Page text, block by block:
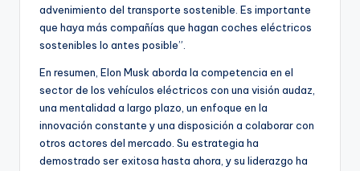
advenimiento del transporte sostenible. Es importante
que haya más compañías que hagan coches eléctricos
sostenibles lo antes posible”.
En resumen, Elon Musk aborda la competencia en el
sector de los vehículos eléctricos con una visión audaz,
una mentalidad a largo plazo, un enfoque en la
innovación constante y una disposición a colaborar con
otros actores del mercado. Su estrategia ha
demostrado ser exitosa hasta ahora, y su liderazgo ha